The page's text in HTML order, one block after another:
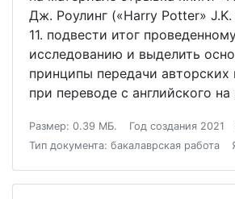
Дж. Роулинг («Harry Potter»
11. подвести итог
исследованию и выделить
принципы передачи авторских
при переводе с английского
Размер: 0.39 МБ. Год создания 2021
Тип документа: бакалаврская работа